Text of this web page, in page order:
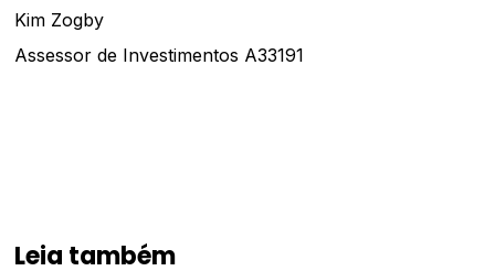
Kim Zogby
Assessor de Investimentos A33191
Leia também